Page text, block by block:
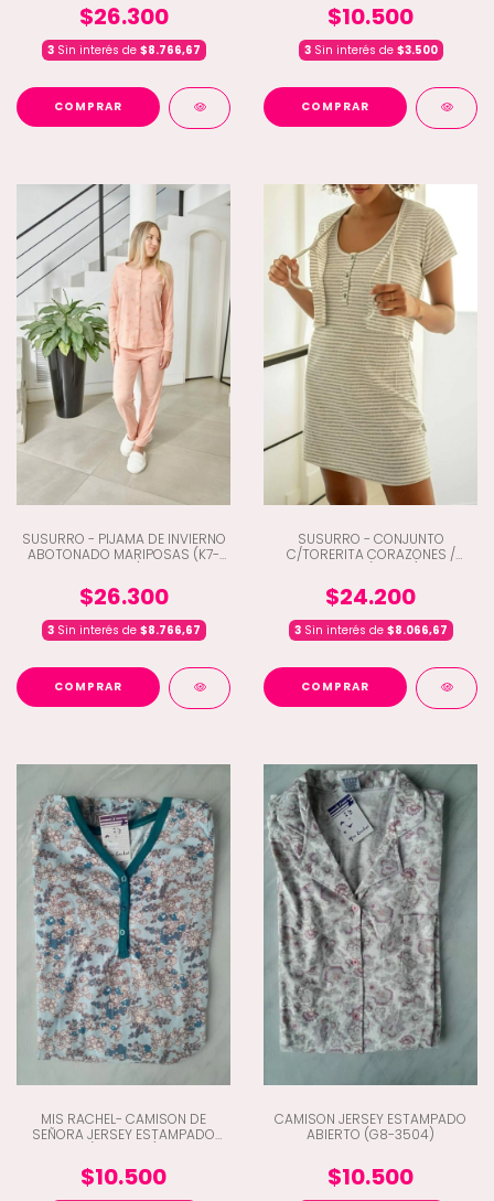
$26.300
3Sin interés de $8.766,67
COMPRAR
$10.500
3Sin interés de $3.500
COMPRAR
SUSURRO - PIJAMA DE INVIERNO
ABOTONADO MARIPOSAS (K7-
$26.300
3Sin interés de $8.766,67
COMPRAR
SUSURRO - CONJUNTO
C/TORERITA CORAZONES /
$24.200
3Sin interés de $8.066,67
COMPRAR
MIS RACHEL- CAMISON DE
SEÑORA JERSEY ESTAMPADO
$10.500
CAMISON JERSEY ESTAMPADO
ABIERTO (G8-3504)
$10.500